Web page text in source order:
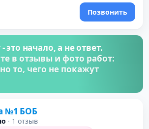
Позвонить
это начало, а не ответ.
в отзывы и фото работ:
то, чего не покажут
№1 БОБ
· 1 отзыв